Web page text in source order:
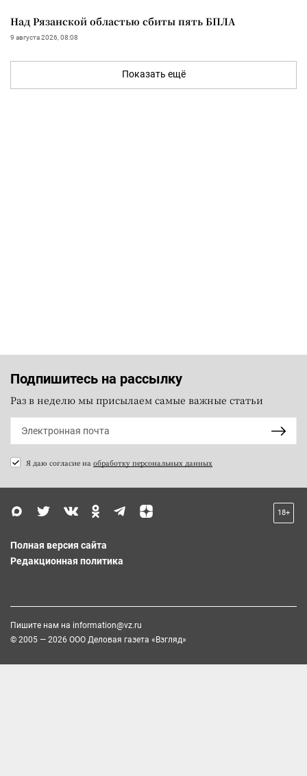
Над Рязанской областью сбиты пять БПЛА
9 августа 2026, 08:08
Показать ещё
Подпишитесь на рассылку
Раз в неделю мы присылаем самые важные статьи
Я даю согласие на обработку персональных данных
18+
Полная версия сайта
Редакционная политика
Пишите нам на information@vz.ru
© 2005 — 2026 ООО Деловая газета «Взгляд»